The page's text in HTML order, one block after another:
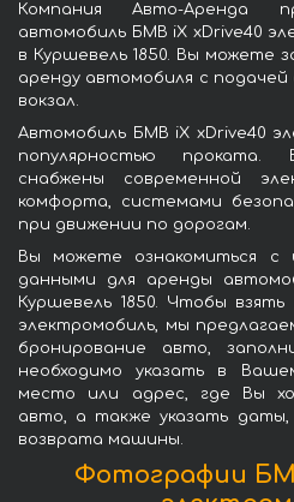
Компания Авто-Аренда
автомобиль БМВ iX xDrive40
в Куршевель 1850. Вы можете
аренду автомобиля с
вокзал.
Автомобиль БМВ iX xDrive40
популярностью
снабжены современной
комфорта, системами
при движении по дорогам.
Вы можете ознакомиться с
данными для аренды
Куршевель 1850. Чтобы
электромобиль, мы
бронирование авто,
необходимо указать в
место или адрес, где Вы
авто, а также указать
возврата машины.
Фотографии